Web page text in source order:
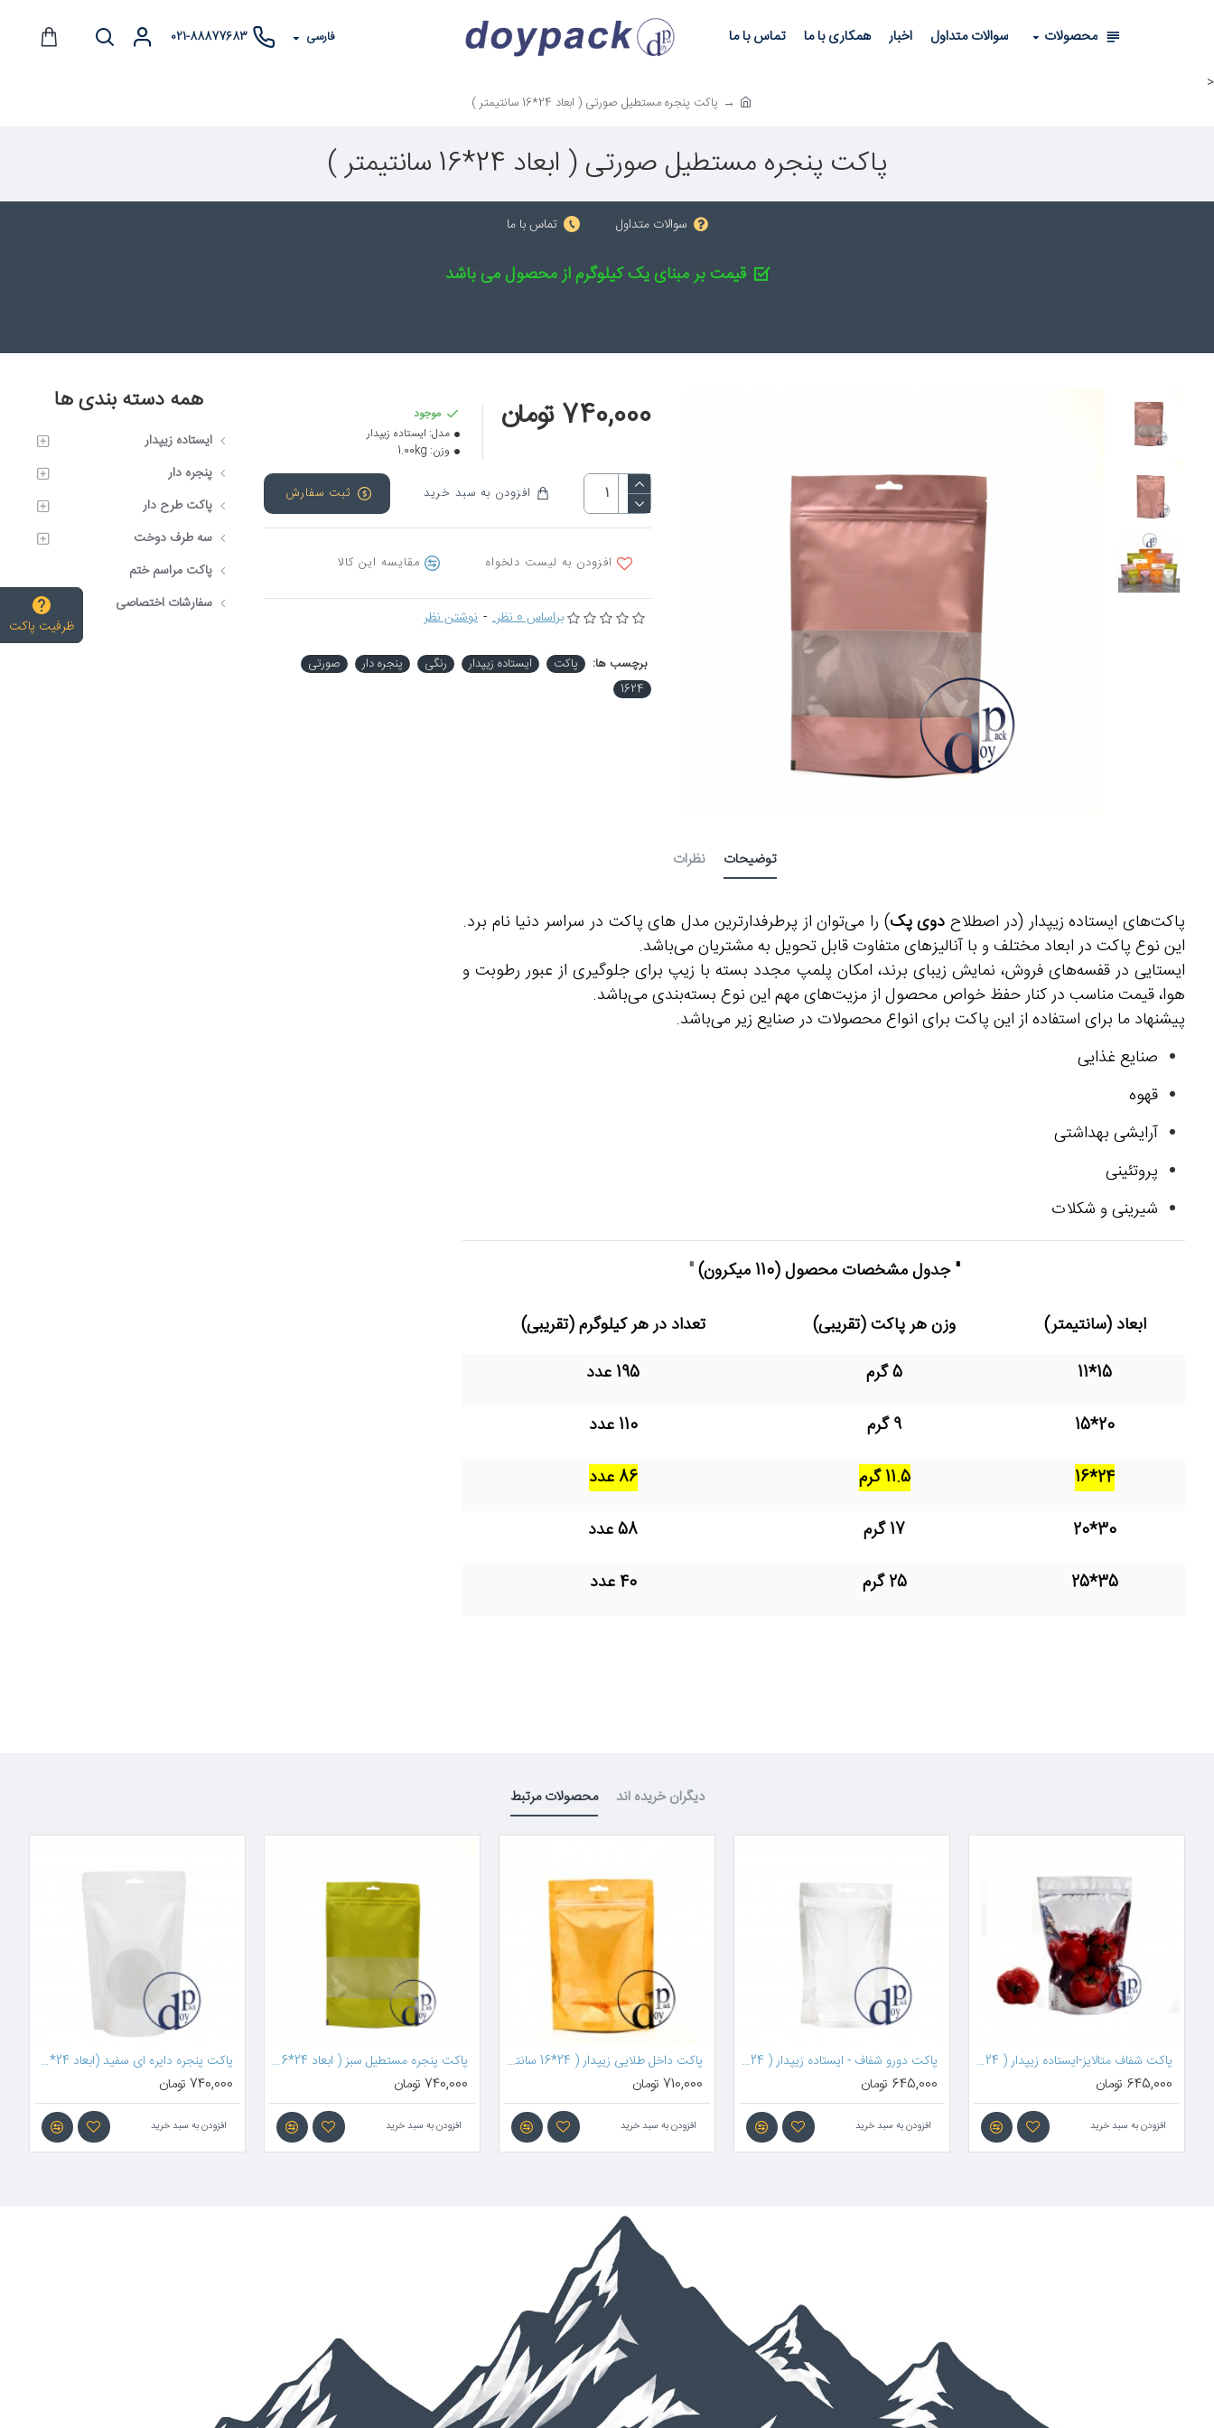
محصولات سوالات متداول اخبار همکاری با ما تماس با ما فارسی 021-88877683
<
پاکت پنجره مستطیل صورتی ( ابعاد 24*16 سانتیمتر )
پاکت پنجره مستطیل صورتی ( ابعاد 24*16 سانتیمتر )
سوالات متداول تماس با ما
قیمت بر مبنای یک کیلوگرم از محصول می باشد
براساس 0 نظر. - نوشتن نظر
740,000 تومان
موجود
مدل: ایستاده زیپدار
وزن: 1.00kg
افزودن به سبد خرید ثبت سفارش
افزودن به لیست دلخواه مقایسه این کالا
برچسب ها: پاکت ایستاده زیپدار رنگی پنجره دار
صورتی
1624
توضیحات نظرات
پاکت‌های ایستاده زیپدار (در اصطلاح دوی پک) را می‌توان از پرطرفدارترین مدل های پاکت در سراسر دنیا نام برد.
این نوع پاکت در ابعاد مختلف و با آنالیزهای متفاوت قابل تحویل به مشتریان می‌باشد.
ایستایی در قفسه‌های فروش، نمایش زیبای برند، امکان پلمپ مجدد بسته با زیپ برای جلوگیری از عبور رطوبت و
هوا، قیمت مناسب در کنار حفظ خواص محصول از مزیت‌های مهم این نوع بسته‌بندی می‌باشد.
پیشنهاد ما برای استفاده از این پاکت برای انواع محصولات در صنایع زیر می‌باشد.
صنایع غذایی
قهوه
آرایشی بهداشتی
پروتئینی
شیرینی و شکلات
" جدول مشخصات محصول(110 میکرون)
"
ابعاد (سانتیمتر)
وزن هر پاکت (تقریبی)
تعداد در هر کیلوگرم (تقریبی)
15*11
5 گرم
195 عدد
20*15
9 گرم
110 عدد
24*16
11.5 گرم
86 عدد
30*20
17 گرم
58 عدد
35*25
25 گرم 40 عدد
همه دسته بندی ها
ایستاده زیپدار
پنجره دار
پاکت طرح دار
سه طرف دوخت
پاکت مراسم ختم
سفارشات اختصاصی
دیگران خریده اند محصولات مرتبط
پاکت شفاف متالایز-ایستاده زیپدار ( 24*16 سانتیمتر ) پاکت دورو شفاف - ایستاده زیپدار ( 24*16 سانتیمتر )
افزودن به سبد خرید
پاکت داخل طلایی زیپدار ( 24*16 سانتیمتر )
افزودن به سبد خرید
پاکت پنجره مستطیل سبز ( ابعاد 24*16 سانتیمتر )
افزودن به سبد خرید
پاکت پنجره دایره ای سفید (ابعاد 24*16سانتیمتر)
افزودن به سبد خرید افزودن به سبد خرید
ظرفیت پاکت